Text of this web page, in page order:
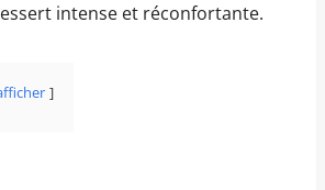
intense et réconfortante.